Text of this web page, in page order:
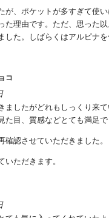
が、ポケットが多すぎて使
た理由です。ただ、思った
した。しばらくはアルピナ
コ
ましたがどれもしっくり来
た目、質感などとても満足で
認させていただきました。
ただきます。